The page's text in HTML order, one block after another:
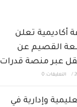
أكاديمية تعلن
القصيم عن
عبر منصة قدرات
/ التعليقات: 0
وإدارية في